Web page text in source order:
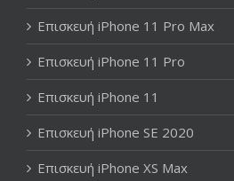
Επισκευή iPhone 11 Pro Max
Επισκευή iPhone 11 Pro
Επισκευή iPhone 11
Επισκευή iPhone SE 2020
Επισκευή iPhone XS Max